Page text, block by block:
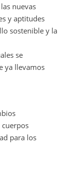
nuevas
y aptitudes
sostenible y la
se
ya llevamos
cuerpos
para los